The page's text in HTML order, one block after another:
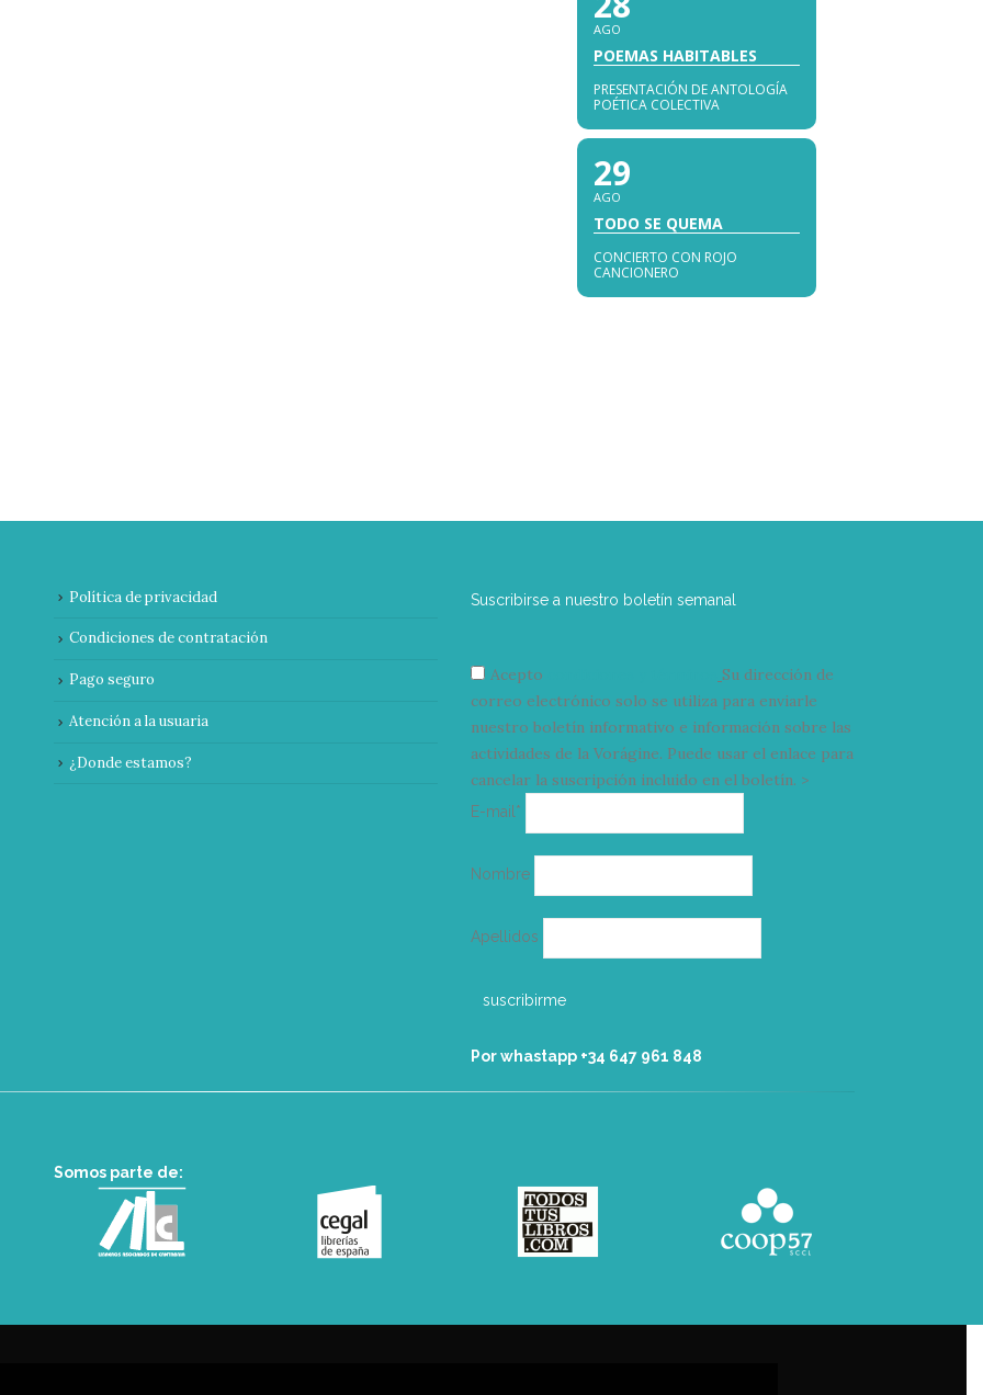
AGO
POEMAS HABITABLES
PRESENTACIÓN DE ANTOLOGÍA
POÉTICA COLECTIVA
29
AGO
TODO SE QUEMA
CONCIERTO CON ROJO
CANCIONERO
Política de privacidad
Condiciones de contratación
Pago seguro
Atención a la usuaria
¿Donde estamos?
Suscribirse a nuestro boletín semanal
Acepto
Su dirección de
correo electrónico solo se utiliza para enviarle
nuestro boletín informativo e información sobre las
actividades de la Vorágine. Puede usar el enlace para
cancelar la suscripción incluido en el boletín. >
E-mail*
electrónico
Nombre
Apellidos
Por whastapp +34 ‭647 961 848‬
Somos parte de: